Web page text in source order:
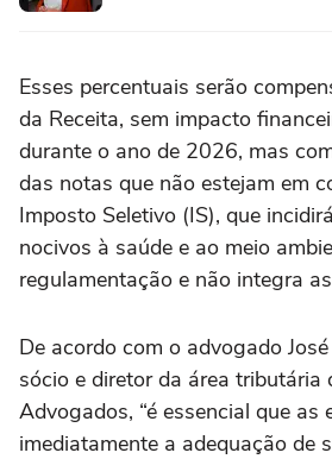
Esses percentuais serão
da Receita, sem impacto
durante o ano de 2026, mas
das notas que não estejam em
Imposto Seletivo (IS), que
nocivos à saúde e ao meio
regulamentação e não integra
De acordo com o advogado
sócio e diretor da área tributária
Advogados, “é essencial que as
imediatamente a adequação de